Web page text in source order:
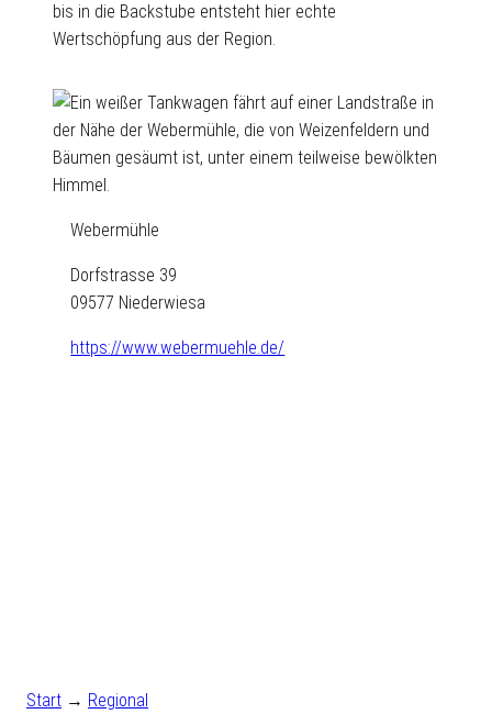
bis in die Backstube entsteht hier echte
Wertschöpfung aus der Region.
Webermühle
Dorfstrasse 39
09577 Niederwiesa
https://www.webermuehle.de/
Start → Regional